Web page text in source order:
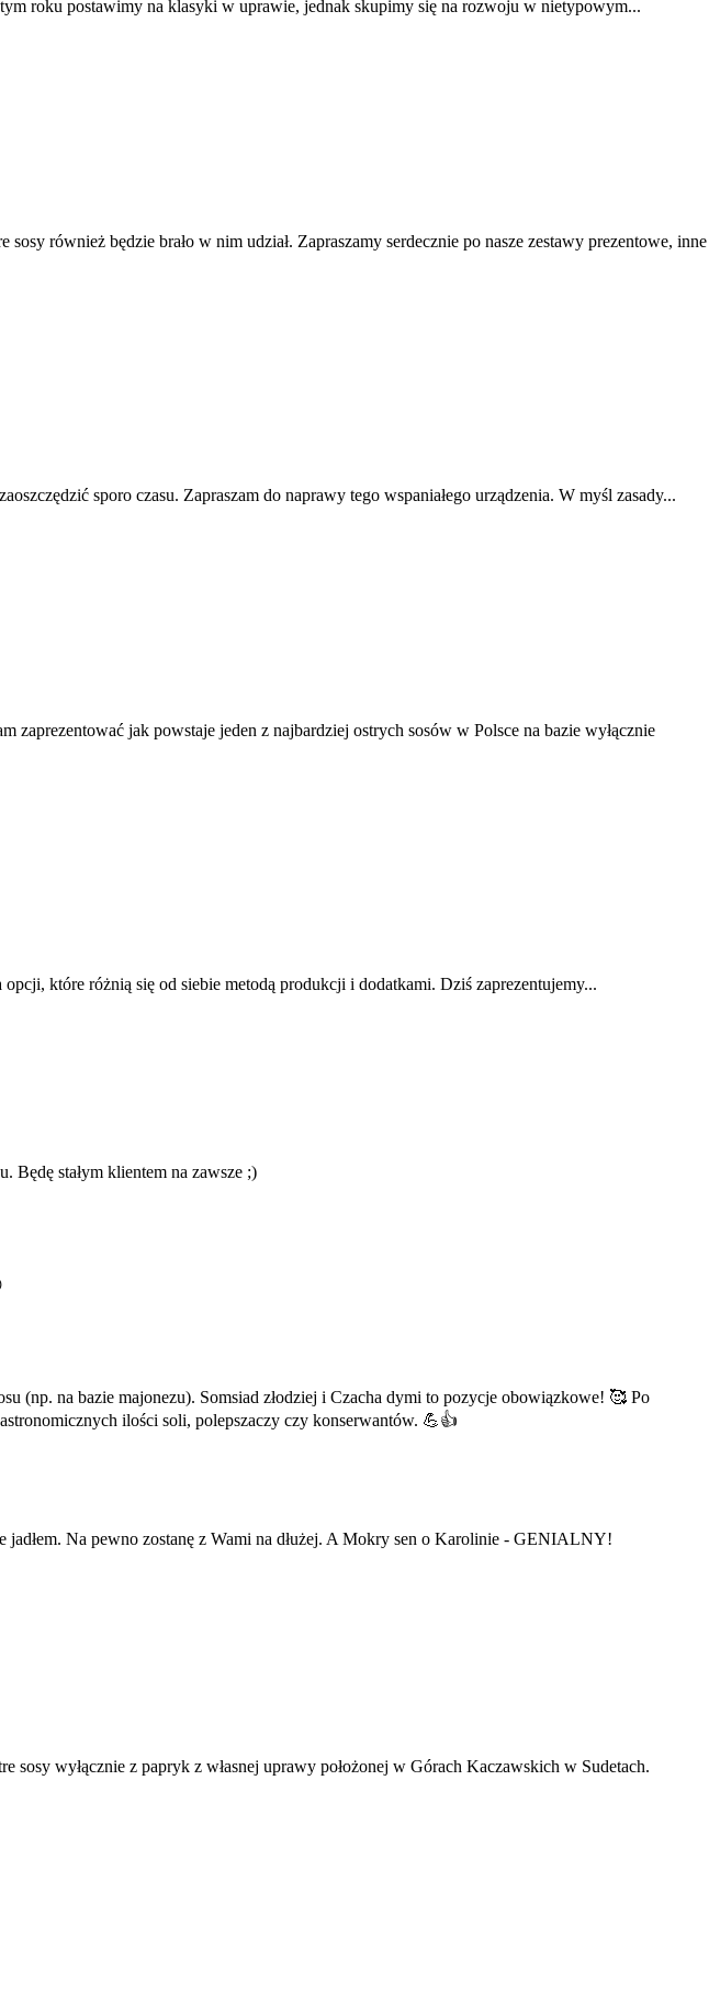
roku postawimy na klasyki w uprawie, jednak skupimy się na rozwoju w nietypowym...
również będzie brało w nim udział. Zapraszamy serdecznie po nasze zestawy prezentowe, inne
sporo czasu. Zapraszam do naprawy tego wspaniałego urządzenia. W myśl zasady...
jak powstaje jeden z najbardziej ostrych sosów w Polsce na bazie wyłącznie
które różnią się od siebie metodą produkcji i dodatkami. Dziś zaprezentujemy...
Będę stałym klientem na zawsze ;)
(np. na bazie majonezu). Somsiad złodziej i Czacha dymi to pozycje obowiązkowe! 🥰 Po
ilości soli, polepszaczy czy konserwantów. 💪👍
jadłem. Na pewno zostanę z Wami na dłużej. A Mokry sen o Karolinie - GENIALNY!
wyłącznie z papryk z własnej uprawy położonej w Górach Kaczawskich w Sudetach.